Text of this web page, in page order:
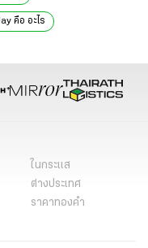
คือ อะไร
ม
ในกระแส
ต่างประเทศ
ราคาทองคำ